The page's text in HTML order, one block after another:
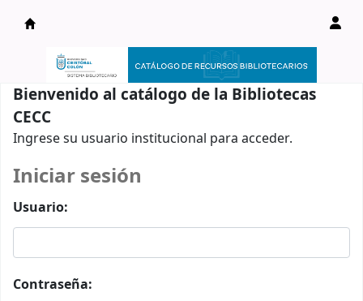
Catálogo en línea
Bienvenido al catálogo de la Bibliotecas
CECC
Ingrese su usuario institucional para acceder.
Iniciar sesión
Usuario:
Contraseña: